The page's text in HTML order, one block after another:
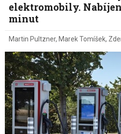
elektromobily.
minut
Martin Pultzner, Marek Tomíšek,